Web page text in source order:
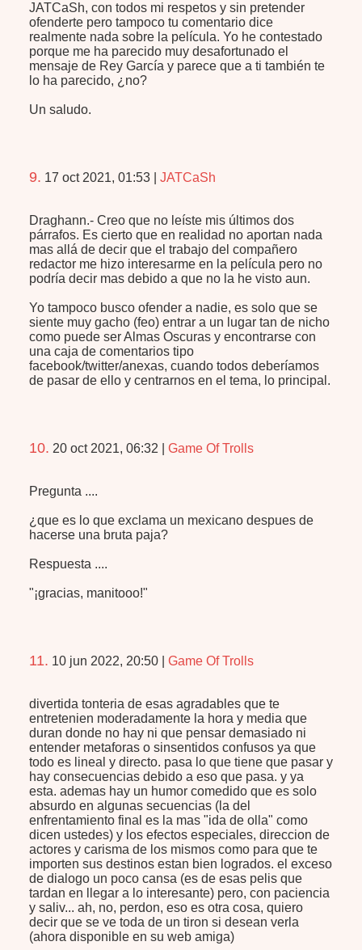
JATCaSh, con todos mi respetos y sin pretender
ofenderte pero tampoco tu comentario dice
realmente nada sobre la película. Yo he contestado
porque me ha parecido muy desafortunado el
mensaje de Rey García y parece que a ti también te
lo ha parecido, ¿no?
Un saludo.
9. 17 oct 2021, 01:53 JATCaSh
Draghann.- Creo que no leíste mis últimos dos
párrafos. Es cierto que en realidad no aportan nada
mas allá de decir que el trabajo del compañero
redactor me hizo interesarme en la película pero no
podría decir mas debido a que no la he visto aun.
Yo tampoco busco ofender a nadie, es solo que se
siente muy gacho (feo) entrar a un lugar tan de nicho
como puede ser Almas Oscuras y encontrarse con
una caja de comentarios tipo
facebook/twitter/anexas, cuando todos deberíamos
de pasar de ello y centrarnos en el tema, lo principal.
10. 20 oct 2021, 06:32 Game Of Trolls
Pregunta ....
¿que es lo que exclama un mexicano despues de
hacerse una bruta paja?
Respuesta ....
"¡gracias, manitooo!"
11. 10 jun 2022, 20:50 Game Of Trolls
divertida tonteria de esas agradables que te
entretenien moderadamente la hora y media que
duran donde no hay ni que pensar demasiado ni
entender metaforas o sinsentidos confusos ya que
todo es lineal y directo. pasa lo que tiene que pasar y
hay consecuencias debido a eso que pasa. y ya
esta. ademas hay un humor comedido que es solo
absurdo en algunas secuencias (la del
enfrentamiento final es la mas "ida de olla" como
dicen ustedes) y los efectos especiales, direccion de
actores y carisma de los mismos como para que te
importen sus destinos estan bien logrados. el exceso
de dialogo un poco cansa (es de esas pelis que
tardan en llegar a lo interesante) pero, con paciencia
y saliv... ah, no, perdon, eso es otra cosa, quiero
decir que se ve toda de un tiron si desean verla
(ahora disponible en su web amiga)